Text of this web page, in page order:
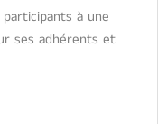
à une
ses adhérents et